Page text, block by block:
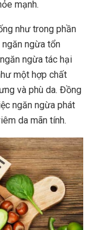
mạnh.
như trong phần
ngừa tổn
ngừa tác hại
một hợp chất
và phù da. Đồng
ngăn ngừa phát
da mãn tính.